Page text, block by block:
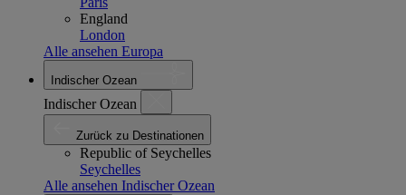
England
London
Alle ansehen Europa
Indischer Ozean
Indischer Ozean
Zurück zu Destinationen
Republic of Seychelles
Seychelles
Alle ansehen Indischer Ozean